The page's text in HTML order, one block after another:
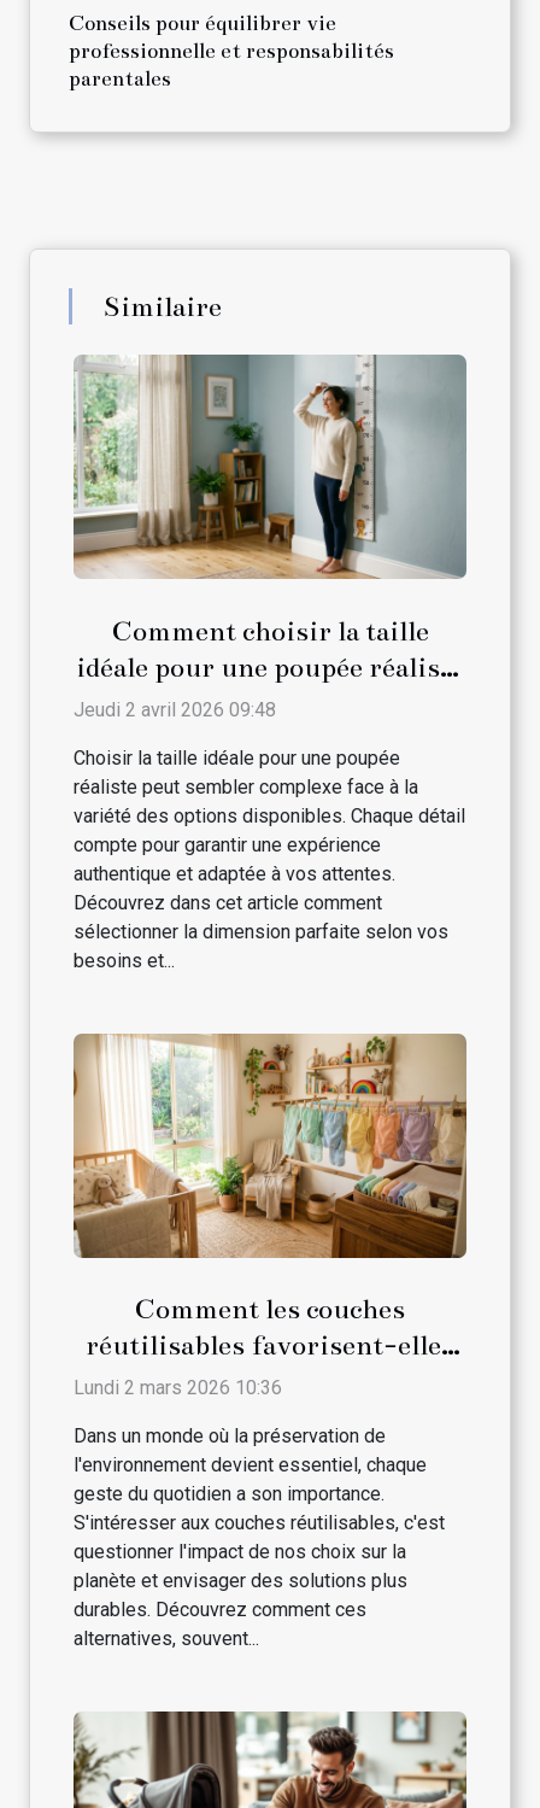
Conseils pour équilibrer vie
professionnelle et responsabilités
parentales
Similaire
Comment choisir la taille
idéale pour une poupée réaliste
?
Jeudi 2 avril 2026 09:48
Choisir la taille idéale pour une poupée
réaliste peut sembler complexe face à la
variété des options disponibles. Chaque détail
compte pour garantir une expérience
authentique et adaptée à vos attentes.
Découvrez dans cet article comment
sélectionner la dimension parfaite selon vos
besoins et...
Comment les couches
réutilisables favorisent-elles
le développement durable ?
Lundi 2 mars 2026 10:36
Dans un monde où la préservation de
l'environnement devient essentiel, chaque
geste du quotidien a son importance.
S'intéresser aux couches réutilisables, c'est
questionner l'impact de nos choix sur la
planète et envisager des solutions plus
durables. Découvrez comment ces
alternatives, souvent...